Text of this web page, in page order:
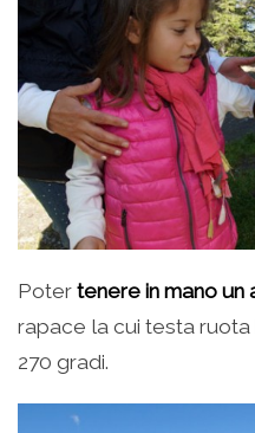
Poter tenere in mano un
rapace la cui testa
270 gradi.